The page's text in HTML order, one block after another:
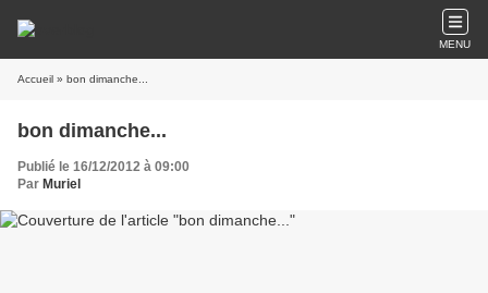
MENU
Accueil » bon dimanche...
bon dimanche...
Publié le 16/12/2012 à 09:00
Par Muriel